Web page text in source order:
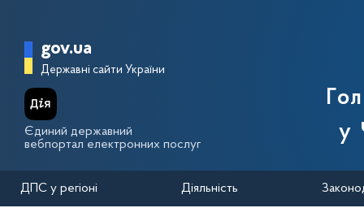
Головна сторінка Державної
gov.ua
Державні сайти України
Єдиний державний
вебпортал електронних послуг
у
ДПС у регіоні Діяльність